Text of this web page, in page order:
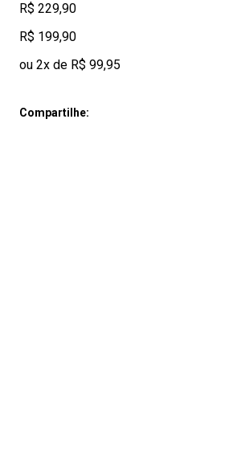
R$ 229,90
R$ 199,90
ou 2x de R$ 99,95
Compartilhe: